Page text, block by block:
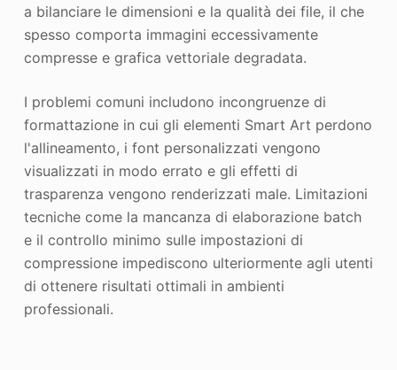
a bilanciare le dimensioni e la qualità dei file, il che
spesso comporta immagini eccessivamente
compresse e grafica vettoriale degradata.
I problemi comuni includono incongruenze di
formattazione in cui gli elementi Smart Art perdono
l'allineamento, i font personalizzati vengono
visualizzati in modo errato e gli effetti di
trasparenza vengono renderizzati male. Limitazioni
tecniche come la mancanza di elaborazione batch
e il controllo minimo sulle impostazioni di
compressione impediscono ulteriormente agli utenti
di ottenere risultati ottimali in ambienti
professionali.